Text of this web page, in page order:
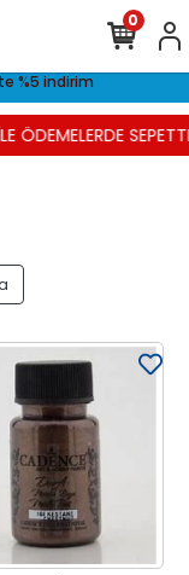
%5 indirim
ÖDEMELERDE
0